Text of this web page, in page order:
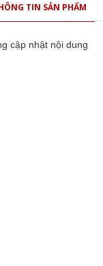
TIN SẢN PHẨM
cập nhật nội dung